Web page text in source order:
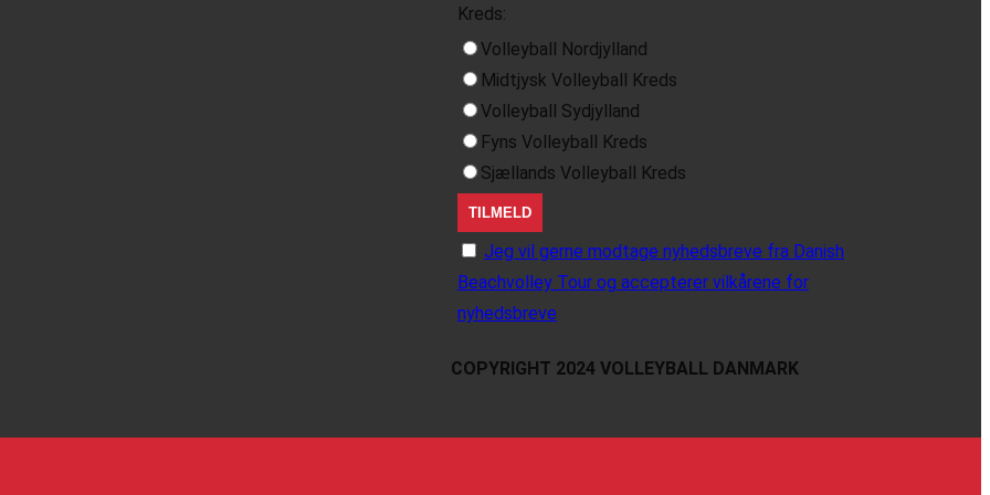
Kreds:
Volleyball Nordjylland
Midtjysk Volleyball Kreds
Volleyball Sydjylland
Fyns Volleyball Kreds
Sjællands Volleyball Kreds
Jeg vil gerne modtage nyhedsbreve fra Danish
Beachvolley Tour og accepterer vilkårene for
nyhedsbreve
COPYRIGHT 2024 VOLLEYBALL DANMARK